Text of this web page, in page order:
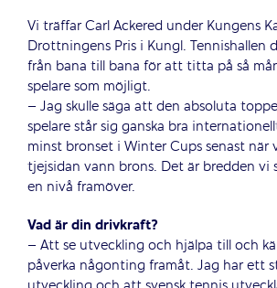
Vi träffar Carl Ackered under Kungens
Drottningens Pris i Kungl. Tennishallen
från bana till bana för att titta på så
spelare som möjligt.
– Jag skulle säga att den absoluta
spelare står sig ganska bra
minst bronset i Winter Cups senast när
tjejsidan vann brons. Det är bredden vi
en nivå framöver.
Vad är din drivkraft?
– Att se utveckling och hjälpa till och
påverka någonting framåt. Jag har ett